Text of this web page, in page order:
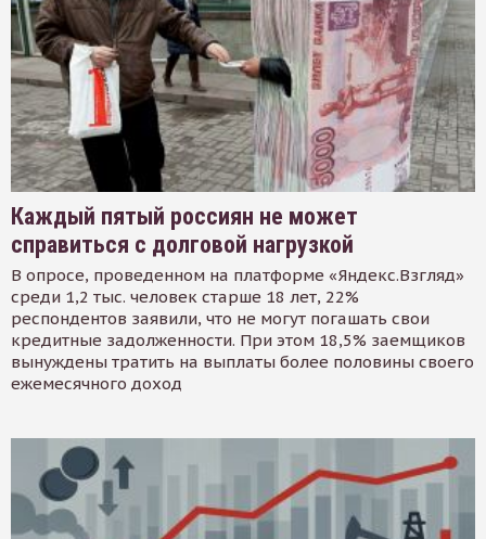
Каждый пятый россиян не может
справиться с долговой нагрузкой
В опросе, проведенном на платформе «Яндекс.Взгляд»
среди 1,2 тыс. человек старше 18 лет, 22%
респондентов заявили, что не могут погашать свои
кредитные задолженности. При этом 18,5% заемщиков
вынуждены тратить на выплаты более половины своего
ежемесячного доход